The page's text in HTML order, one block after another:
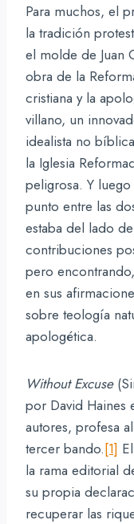
Para muchos, el
la tradición
el molde de Juan
obra de la
cristiana y la
villano, un
idealista no
la Iglesia
peligrosa. Y
punto entre las
estaba del lado
contribuciones
pero
en sus
sobre teología
apologética.
Without Excuse
por David Haines
autores, profesa
tercer bando.[1]
la rama editorial
su propia
recuperar las